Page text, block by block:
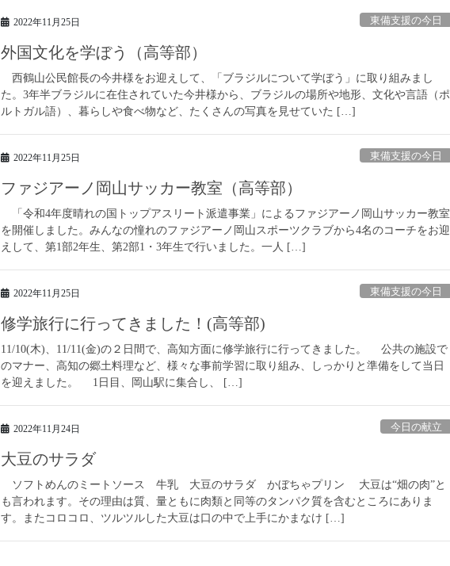
2022年11月25日 東備支援の今日
外国文化を学ぼう（高等部）
西鶴山公民館長の今井様をお迎えして、「ブラジルについて学ぼう」に取り組みまし
た。3年半ブラジルに在住されていた今井様から、ブラジルの場所や地形、文化や言語（ポ
ルトガル語）、暮らしや食べ物など、たくさんの写真を見せていた […]
2022年11月25日 東備支援の今日
ファジアーノ岡山サッカー教室（高等部）
「令和4年度晴れの国トップアスリート派遣事業」によるファジアーノ岡山サッカー教室
を開催しました。みんなの憧れのファジアーノ岡山スポーツクラブから4名のコーチをお迎
えして、第1部2年生、第2部1・3年生で行いました。一人 […]
2022年11月25日 東備支援の今日
修学旅行に行ってきました！(高等部)
11/10(木)、11/11(金)の２日間で、高知方面に修学旅行に行ってきました。 公共の施設で
のマナー、高知の郷土料理など、様々な事前学習に取り組み、しっかりと準備をして当日
を迎えました。 1日目、岡山駅に集合し、 […]
2022年11月24日 今日の献立
大豆のサラダ
ソフトめんのミートソース 牛乳 大豆のサラダ かぼちゃプリン 大豆は“畑の肉”と
も言われます。その理由は質、量ともに肉類と同等のタンパク質を含むところにありま
す。またコロコロ、ツルツルした大豆は口の中で上手にかまなけ […]